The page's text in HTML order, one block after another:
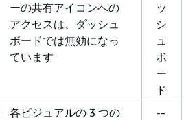
ーの共有アイコンへの
アクセスは、ダッシュ
ボードでは無効になっ
ています
ッ
シ
ュ
ボ
ー
ド
各ビジュアルの 3 つの
--